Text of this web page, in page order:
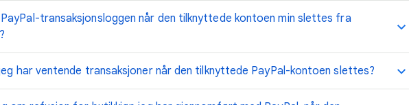
PayPal-transaksjonsloggen når den tilknyttede kontoen min slettes fra
har ventende transaksjoner når den tilknyttede PayPal-kontoen slettes?